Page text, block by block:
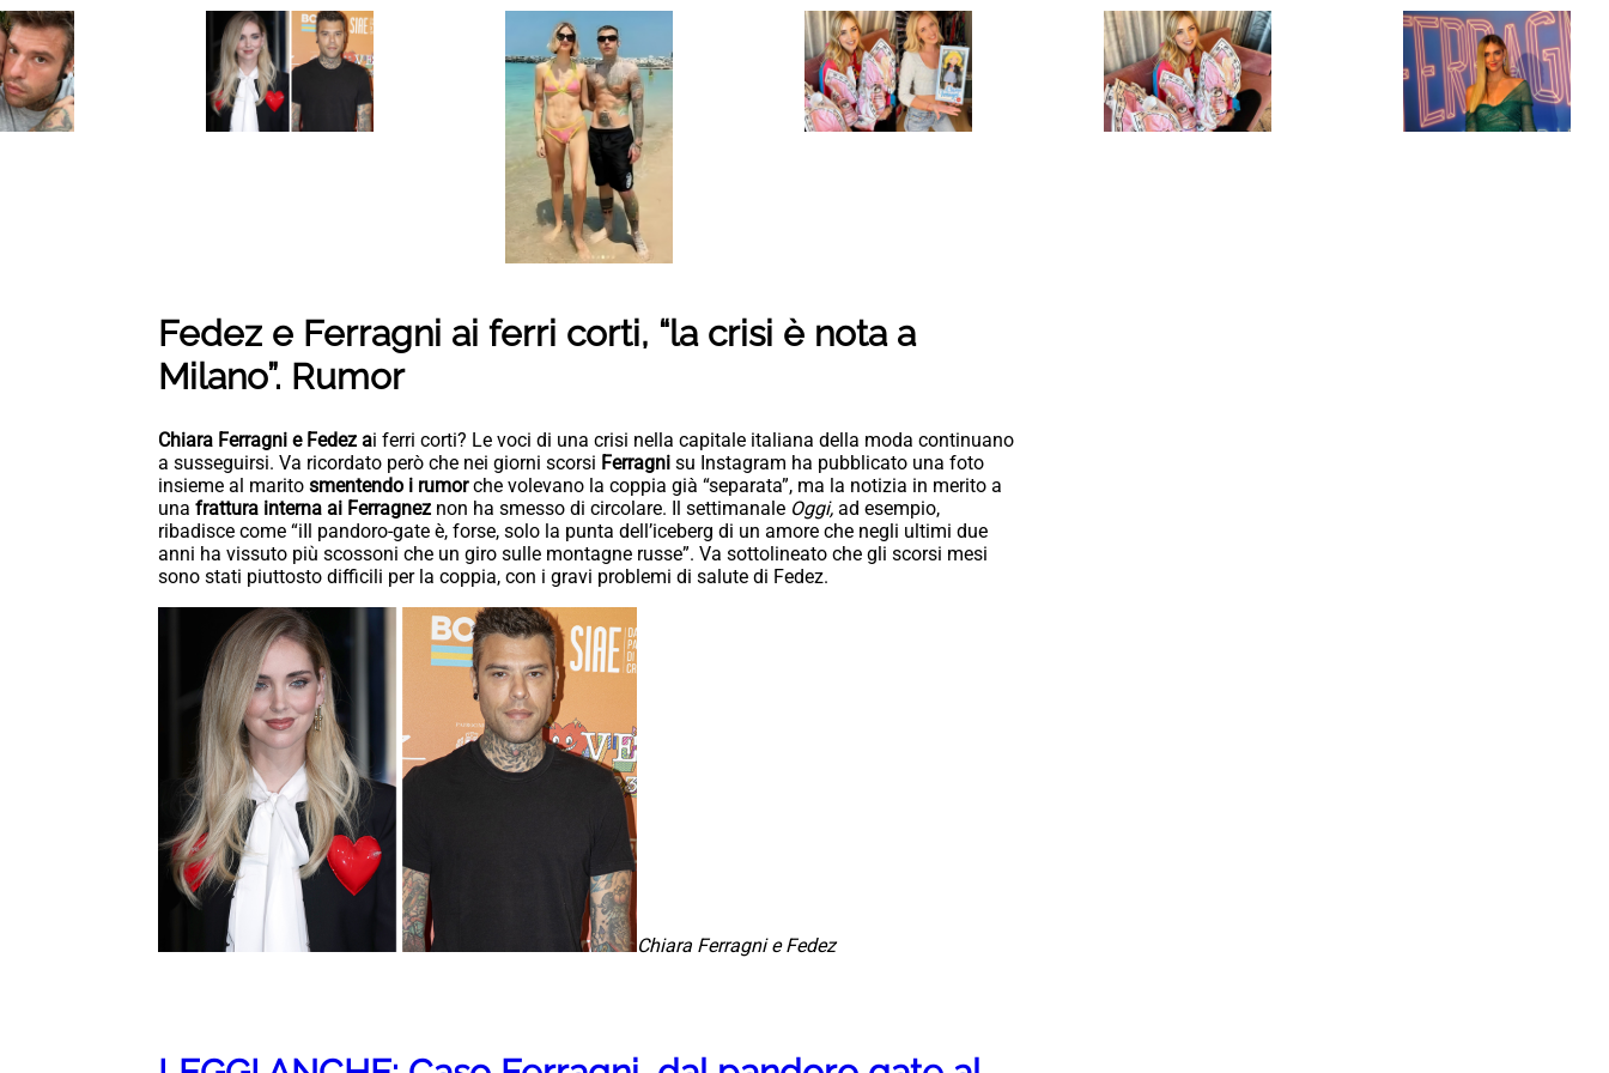
Fedez e Ferragni ai ferri corti, “la crisi è nota a
Milano”. Rumor
Chiara Ferragni e Fedez ai ferri corti? Le voci di una crisi nella capitale italiana della moda continuano
a susseguirsi. Va ricordato però che nei giorni scorsi Ferragni su Instagram ha pubblicato una foto
insieme al marito smentendo i rumorche volevano la coppia già “separata”, ma la notizia in merito a
una frattura interna ai Ferragnez non ha smesso di circolare. Il settimanale Oggi, ad esempio,
ribadisce come “iIl pandoro-gate è, forse, solo la punta dell’iceberg di un amore che negli ultimi due
anni ha vissuto più scossoni che un giro sulle montagne russe”. Va sottolineato che gli scorsi mesi
sono stati piuttosto difficili per la coppia, con i gravi problemi di salute di Fedez.
Chiara Ferragni e Fedez